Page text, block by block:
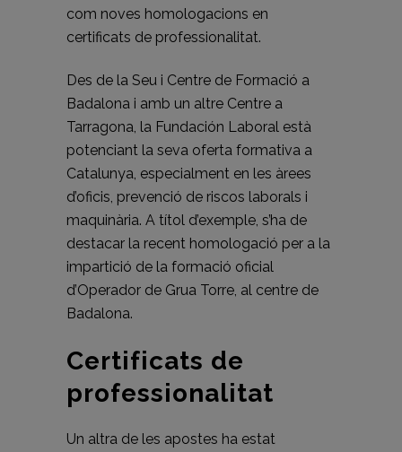
com noves homologacions en
certificats de professionalitat.
Des de la Seu i Centre de Formació a
Badalona i amb un altre Centre a
Tarragona, la Fundación Laboral està
potenciant la seva oferta formativa a
Catalunya, especialment en les àrees
d’oficis, prevenció de riscos laborals i
maquinària. A títol d’exemple, s’ha de
destacar la recent homologació per a la
impartició de la formació oficial
d’Operador de Grua Torre, al centre de
Badalona.
Certificats de
professionalitat
Un altra de les apostes ha estat